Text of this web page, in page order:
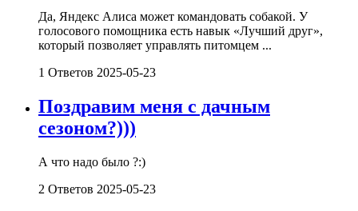
Да, Яндекс Алиса может командовать собакой. У
голосового помощника есть навык «Лучший друг»,
который позволяет управлять питомцем ...
1 Ответов 2025-05-23
Поздравим меня с дачным
сезоном?)))
А что надо было ?:)
2 Ответов 2025-05-23